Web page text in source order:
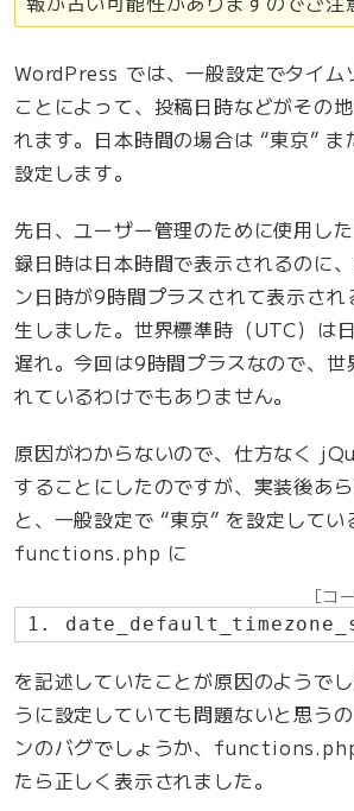
i
e
n
t
(
で
斜
線
を
表
現
る
際
の
ア
チ
イ
リ
ア
ス
WordPress では、一般設定でタイム
ことによって、投稿日時などがその
れます。日本時間の場合は “東京”
設定します。
先日、ユーザー管理のために使用し
録日時は日本時間で表示されるのに
ン日時が9時間プラスされて表示さ
生しました。世界標準時（UTC）は
遅れ。今回は9時間プラスなので、世
れているわけでもありません。
原因がわからないので、仕方なく
することにしたのですが、実装後あ
と、一般設定で “東京” を設定してい
functions.php に
［コ
を記述していたことが原因のようで
うに設定していても問題ないと思う
ンのバグでしょうか、
たら正しく表示されました。